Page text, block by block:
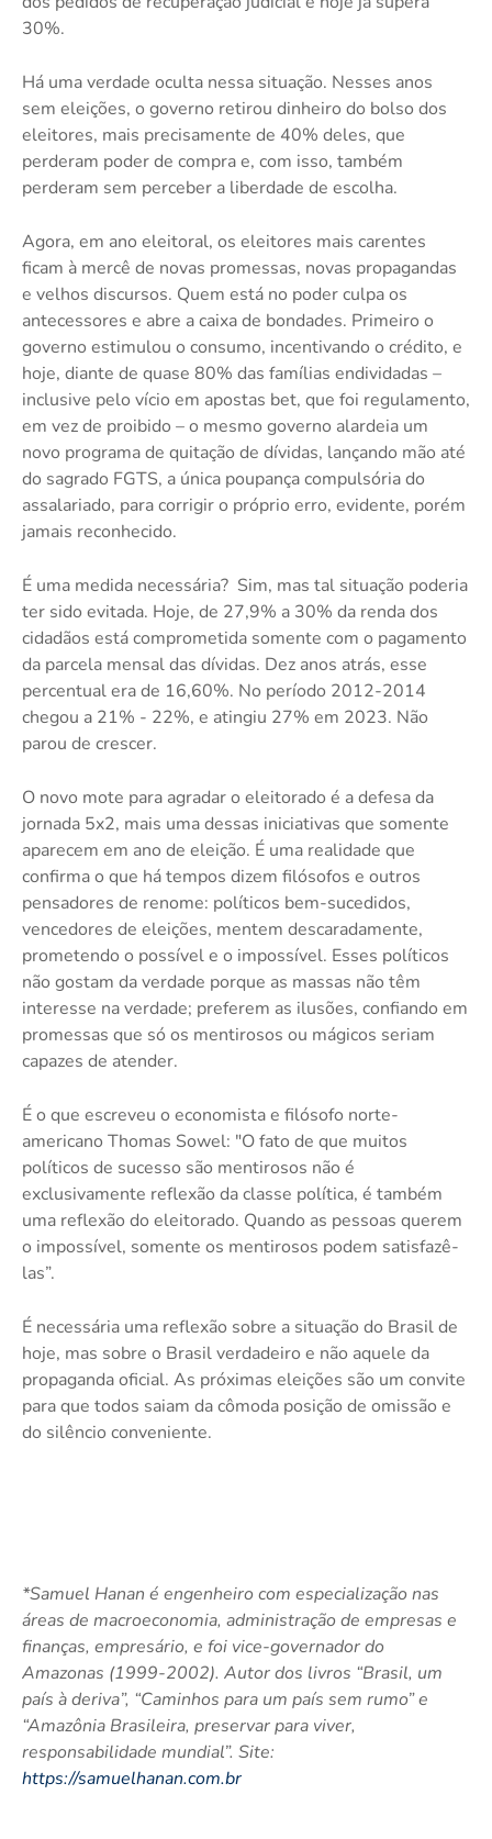
30%.
Há uma verdade oculta nessa situação. Nesses anos
sem eleições, o governo retirou dinheiro do bolso dos
eleitores, mais precisamente de 40% deles, que
perderam poder de compra e, com isso, também
perderam sem perceber a liberdade de escolha.
Agora, em ano eleitoral, os eleitores mais carentes
ficam à mercê de novas promessas, novas propagandas
e velhos discursos. Quem está no poder culpa os
antecessores e abre a caixa de bondades. Primeiro o
governo estimulou o consumo, incentivando o crédito, e
hoje, diante de quase 80% das famílias endividadas –
inclusive pelo vício em apostas bet, que foi regulamento,
em vez de proibido – o mesmo governo alardeia um
novo programa de quitação de dívidas, lançando mão até
do sagrado FGTS, a única poupança compulsória do
assalariado, para corrigir o próprio erro, evidente, porém
jamais reconhecido.
É uma medida necessária? Sim, mas tal situação poderia
ter sido evitada. Hoje, de 27,9% a 30% da renda dos
cidadãos está comprometida somente com o pagamento
da parcela mensal das dívidas. Dez anos atrás, esse
percentual era de 16,60%. No período 2012-2014
chegou a 21% - 22%, e atingiu 27% em 2023. Não
parou de crescer.
O novo mote para agradar o eleitorado é a defesa da
jornada 5x2, mais uma dessas iniciativas que somente
aparecem em ano de eleição. É uma realidade que
confirma o que há tempos dizem filósofos e outros
pensadores de renome: políticos bem-sucedidos,
vencedores de eleições, mentem descaradamente,
prometendo o possível e o impossível. Esses políticos
não gostam da verdade porque as massas não têm
interesse na verdade; preferem as ilusões, confiando em
promessas que só os mentirosos ou mágicos seriam
capazes de atender.
É o que escreveu o economista e filósofo norte-
americano Thomas Sowel: "O fato de que muitos
políticos de sucesso são mentirosos não é
exclusivamente reflexão da classe política, é também
uma reflexão do eleitorado. Quando as pessoas querem
o impossível, somente os mentirosos podem satisfazê-
las”.
É necessária uma reflexão sobre a situação do Brasil de
hoje, mas sobre o Brasil verdadeiro e não aquele da
propaganda oficial. As próximas eleições são um convite
para que todos saiam da cômoda posição de omissão e
do silêncio conveniente.
*Samuel Hanan é engenheiro com especialização nas
áreas de macroeconomia, administração de empresas e
finanças, empresário, e foi vice-governador do
Amazonas (1999-2002). Autor dos livros “Brasil, um
país à deriva”, “Caminhos para um país sem rumo” e
“Amazônia Brasileira, preservar para viver,
responsabilidade mundial”. Site:
https://samuelhanan.com.br